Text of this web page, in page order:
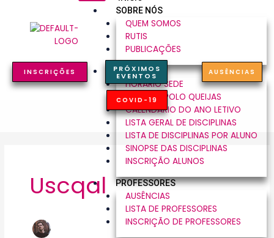
CONTENT
SOBRE NÓS
QUEM SOMOS
RUTIS
PUBLICAÇÕES
DISCIPLINAS
HORÁRIO SEDE
HORÁRIO POLO QUEIJAS
CALENDÁRIO DO ANO LETIVO
LISTA GERAL DE DISCIPLINAS
LISTA DE DISCIPLINAS POR ALUNO
SINOPSE DAS DISCIPLINAS
INSCRIÇÃO ALUNOS
PROFESSORES
AUSÊNCIAS
LISTA DE PROFESSORES
INSCRIÇÃO DE PROFESSORES
INSCRIÇÕES
PRÓXIMOS
EVENTOS
AUSÊNCIAS
COVID-19
Uscqal